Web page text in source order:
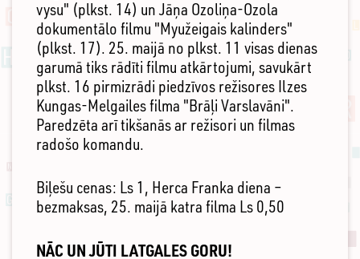
vysu" (plkst. 14) un Jāņa Ozoliņa-Ozola
dokumentālo filmu "Myužeigais kalinders"
(plkst. 17). 25. maijā no plkst. 11 visas dienas
garumā tiks rādīti filmu atkārtojumi, savukārt
plkst. 16 pirmizrādi piedzīvos režisores Ilzes
Kungas-Melgailes filma "Brāļi Varslavāni".
Paredzēta arī tikšanās ar režisori un filmas
radošo komandu.
Biļešu cenas: Ls 1, Herca Franka diena –
bezmaksas, 25. maijā katra filma Ls 0,50
NĀC UN JŪTI LATGALES GORU!